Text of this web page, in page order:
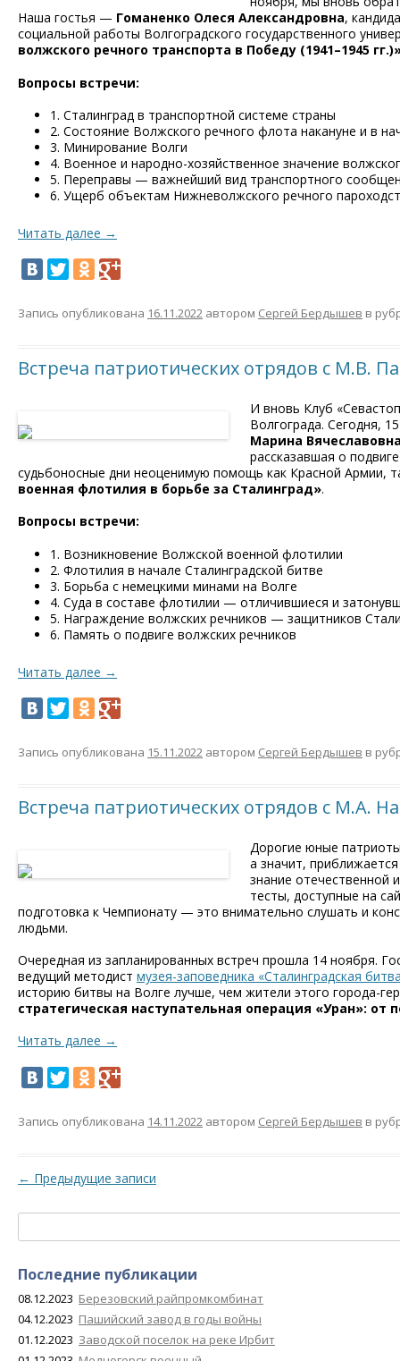
Наша гостья — Гоманенко Олеся Александровна,
социальной работы Волгоградского государственного
волжского речного транспорта в Победу (1941–1945
Вопросы встречи:
1. Сталинград в транспортной системе страны
2. Состояние Волжского речного флота накануне и в
3. Минирование Волги
4. Военное и народно-хозяйственное значение
5. Переправы — важнейший вид транспортного
6. Ущерб объектам Нижневолжского речного
Читать далее →
Запись опубликована 16.11.2022 автором Сергей Бердышев в
Встреча патриотических отрядов с М.В.
И вновь Клуб
Волгограда. Сегодня,
Марина
рассказавшая о
судьбоносные дни неоценимую помощь как Красной Армии,
военная флотилия в борьбе за Сталинград».
Вопросы встречи:
1. Возникновение Волжской военной флотилии
2. Флотилия в начале Сталинградской битве
3. Борьба с немецкими минами на Волге
4. Суда в составе флотилии — отличившиеся и
5. Награждение волжских речников — защитников
6. Память о подвиге волжских речников
Читать далее →
Запись опубликована 15.11.2022 автором Сергей Бердышев в
Встреча патриотических отрядов с М.А.
Дорогие юные
а значит,
знание отечественной
тесты, доступные на
подготовка к Чемпионату — это внимательно слушать и
людьми.
Очередная из запланированных встреч прошла 14 ноября.
ведущий методист музея-заповедника «Сталинградская
историю битвы на Волге лучше, чем жители этого города-
стратегическая наступательная операция «Уран»: от
Читать далее →
Запись опубликована 14.11.2022 автором Сергей Бердышев в
Навигация по записям
← Предыдущие записи
Последние публикации
08.12.2023 Березовский райпромкомбинат
04.12.2023 Пашийский завод в годы войны
01.12.2023 Заводской поселок на реке Ирбит